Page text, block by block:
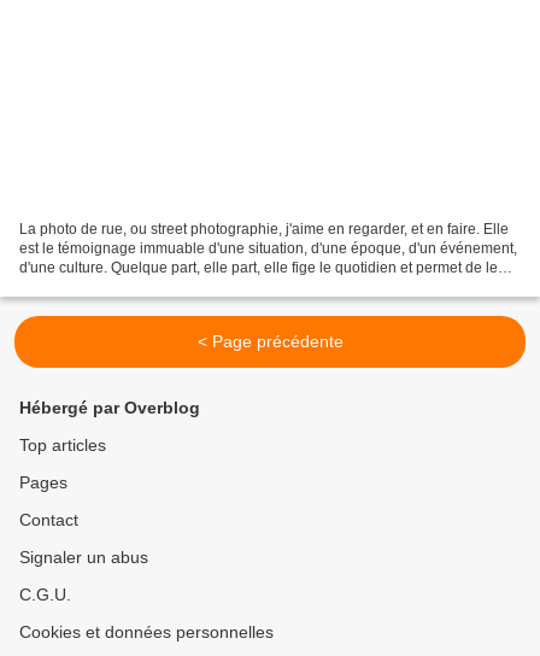
La photo de rue, ou street photographie, j'aime en regarder, et en faire. Elle
est le témoignage immuable d'une situation, d'une époque, d'un événement,
d'une culture. Quelque part, elle part, elle fige le quotidien et permet de le
< Page précédente
Hébergé par Overblog
Top articles
Pages
Contact
Signaler un abus
C.G.U.
Cookies et données personnelles